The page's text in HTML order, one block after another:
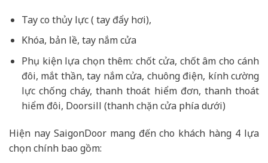
Tay co thủy lực ( tay đẩy hơi),
Khóa, bản lề, tay nắm cửa
Phụ kiện lựa chọn thêm: chốt cửa, chốt âm cho cánh
đôi, mắt thần, tay nắm cửa, chuông điện, kính cường
lực chống cháy, thanh thoát hiểm đơn, thanh thoát
hiểm đôi, Doorsill (thanh chặn cửa phía dưới)
Hiện nay SaigonDoor mang đến cho khách hàng 4 lựa
chọn chính bao gồm: